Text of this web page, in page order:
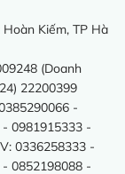
Kiếm, TP Hà
(Doanh
22200399
-
0981915333 -
0336258333 -
0852198088 -